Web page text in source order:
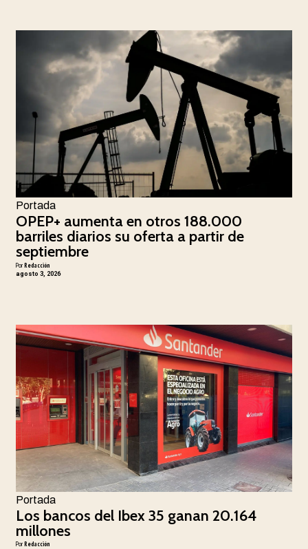
Portada
OPEP+ aumenta en otros 188.000
barriles diarios su oferta a partir de
septiembre
PorRedacción
agosto 3, 2026
Portada
Los bancos del Ibex 35 ganan 20.164
millones
Por Redacción